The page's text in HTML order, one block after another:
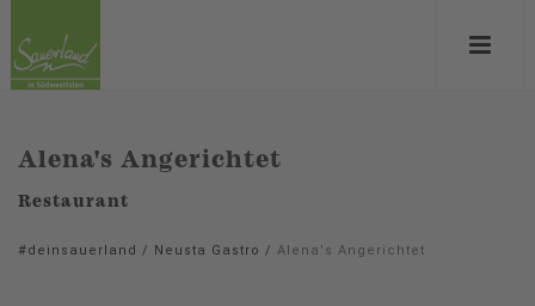
Alena's Angerichtet
Restaurant
#deinsauerland / Neusta Gastro / Alena's Angerichtet